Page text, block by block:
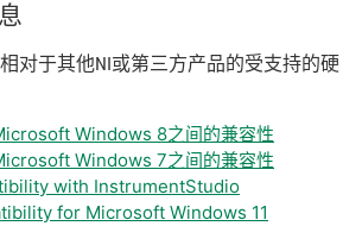
相对于其他NI或第三方产品的受支持的硬
Windows 8之间的兼容性
Windows 7之间的兼容性
with InstrumentStudio
for Microsoft Windows 11